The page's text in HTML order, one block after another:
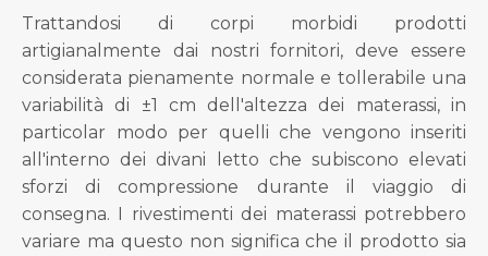
Trattandosi di corpi morbidi prodotti
artigianalmente dai nostri fornitori, deve essere
considerata pienamente normale e tollerabile una
variabilità di ±1 cm dell'altezza dei materassi, in
particolar modo per quelli che vengono inseriti
all'interno dei divani letto che subiscono elevati
sforzi di compressione durante il viaggio di
consegna. I rivestimenti dei materassi potrebbero
variare ma questo non significa che il prodotto sia